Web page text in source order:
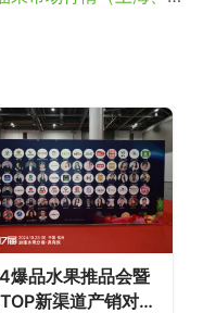
爆品水果推品会暨
新渠道产销对接